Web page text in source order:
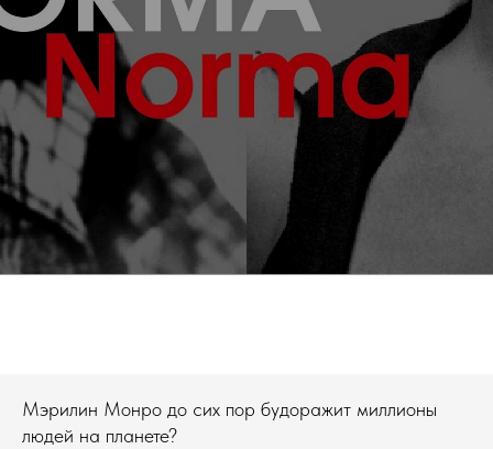
Мэрилин Монро до сих пор будоражит миллионы
людей на планете?